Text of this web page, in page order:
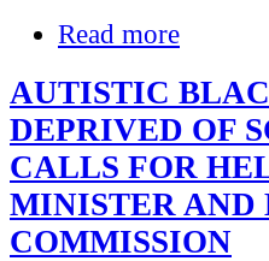
Read more
AUTISTIC
DEPRIVED OF
CALLS FOR
MINISTER AND
COMMISSION